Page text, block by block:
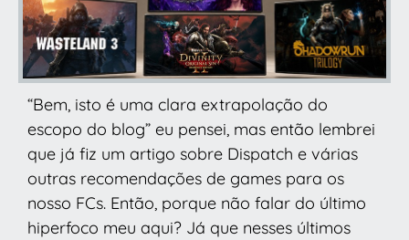
“Bem, isto é uma clara extrapolação do
escopo do blog” eu pensei, mas então lembrei
que já fiz um artigo sobre Dispatch e várias
outras recomendações de games para os
nosso FCs. Então, porque não falar do último
hiperfoco meu aqui? Já que nesses últimos